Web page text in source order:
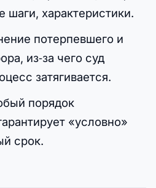
шаги, характеристики.
потерпевшего и
из‑за чего суд
затягивается.
порядок
«условно»
срок.